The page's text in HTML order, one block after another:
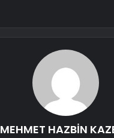
MEHMET HAZBİN